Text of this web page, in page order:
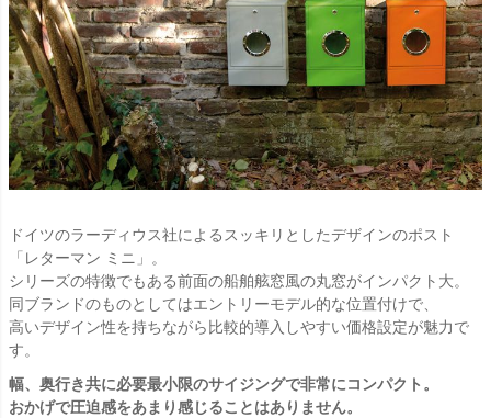
ドイツのラーディウス社によるスッキリとしたデザインのポスト
「レターマン ミニ」。
シリーズの特徴でもある前面の船舶舷窓風の丸窓がインパクト大。
同ブランドのものとしてはエントリーモデル的な位置付けで、
高いデザイン性を持ちながら比較的導入しやすい価格設定が魅力で
す。
幅、奥行き共に必要最小限のサイジングで非常にコンパクト。
おかげで圧迫感をあまり感じることはありません。